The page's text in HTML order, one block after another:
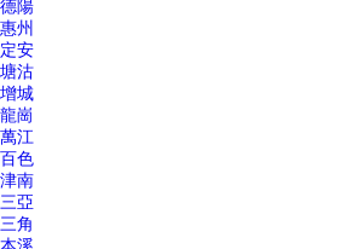
德陽
惠州
定安
塘沽
增城
龍崗
萬江
百色
津南
三亞
三角